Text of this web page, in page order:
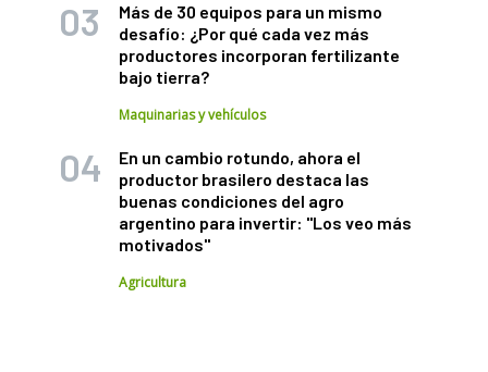
Más de 30 equipos para un mismo
desafío: ¿Por qué cada vez más
productores incorporan fertilizante
bajo tierra?
Maquinarias y vehículos
En un cambio rotundo, ahora el
productor brasilero destaca las
buenas condiciones del agro
argentino para invertir: "Los veo más
motivados"
Agricultura